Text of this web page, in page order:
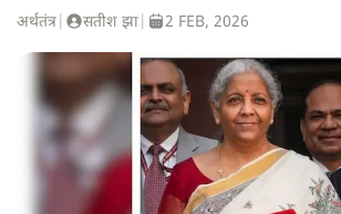
अर्थतंत्र सतीश झा 2 FEB, 2026